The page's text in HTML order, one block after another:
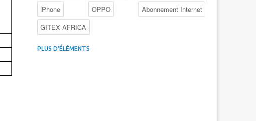
iPhone
OPPO
Abonnement Internet
GITEX AFRICA
4G au Maroc
PLUS D'ÉLÉMENTS